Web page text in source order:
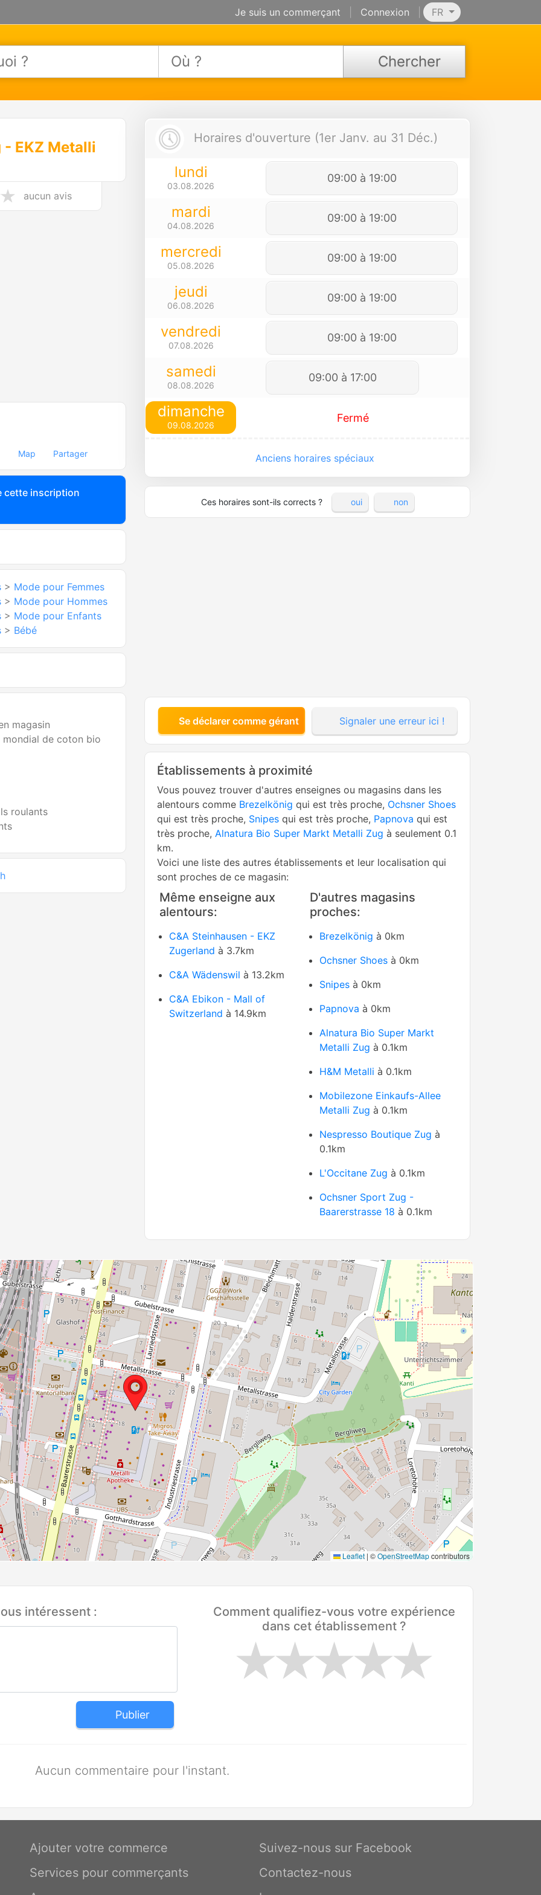
Je suis un commerçant Connexion FR
Chercher
- EKZ Metalli
aucun avis
Map Partager
cette inscription
> Mode pour Femmes
> Mode pour Hommes
> Mode pour Enfants
> Bébé
magasin
mondial de coton bio
roulants
Horaires d'ouverture (1er Janv. au 31 Déc.)
lundi
03.08.2026
09:00 à 19:00
mardi
04.08.2026
09:00 à 19:00
mercredi
05.08.2026
09:00 à 19:00
jeudi
06.08.2026
09:00 à 19:00
vendredi
07.08.2026
09:00 à 19:00
samedi
08.08.2026
09:00 à 17:00
dimanche
09.08.2026
Fermé
Anciens horaires spéciaux
Ces horaires sont-ils corrects ? oui non
Se déclarer comme gérant Signaler une erreur ici !
Établissements à proximité
Vous pouvez trouver d'autres enseignes ou magasins dans les
alentours comme Brezelkönig qui est très proche, Ochsner Shoes
qui est très proche, Snipes qui est très proche, Papnova qui est
très proche, Alnatura Bio Super Markt Metalli Zug à seulement 0.1
km.
Voici une liste des autres établissements et leur localisation qui
sont proches de ce magasin:
Même enseigne aux
alentours:
C&A Steinhausen - EKZ
Zugerland à 3.7km
C&A Wädenswil à 13.2km
C&A Ebikon - Mall of
Switzerland à 14.9km
D'autres magasins
proches:
Brezelkönig à 0km
Ochsner Shoes à 0km
Snipes à 0km
Papnova à 0km
Alnatura Bio Super Markt
Metalli Zug à 0.1km
H&M Metalli à 0.1km
Mobilezone Einkaufs-Allee
Metalli Zug à 0.1km
Nespresso Boutique Zug à
0.1km
L'Occitane Zug à 0.1km
Ochsner Sport Zug -
Baarerstrasse 18 à 0.1km
Leaflet | ©OpenStreetMapcontributors
Comment qualifiez-vous votre expérience
dans cet établissement ?
intéressent :
Publier
Aucun commentaire pour l'instant.
Ajouter votre commerce
Services pour commerçants
Suivez-nous sur Facebook
Contactez-nous